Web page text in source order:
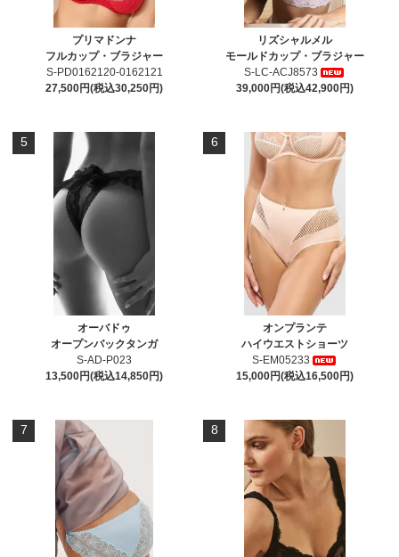
プリマドンナ
フルカップ・ブラジャー
S-PD0162120-0162121
27,500円(税込30,250円)
リズシャルメル
モールドカップ・ブラジャー
S-LC-ACJ8573
39,000円(税込42,900円)
5
オーバドゥ
オープンバックタンガ
S-AD-P023
13,500円(税込14,850円)
6
オンプランテ
ハイウエストショーツ
S-EM05233
15,000円(税込16,500円)
7 8